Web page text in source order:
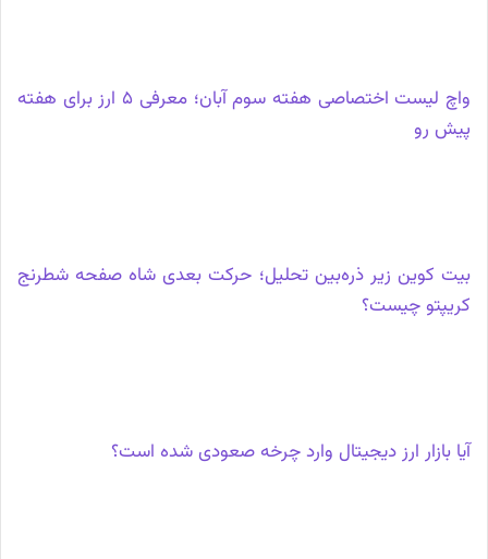
واچ‌ لیست اختصاصی هفته سوم آبان؛ معرفی 5 ارز برای هفته
پیش رو
بیت کوین زیر ذره‌بین تحلیل؛ حرکت بعدی شاه صفحه شطرنج
کریپتو چیست؟
آیا بازار ارز دیجیتال وارد چرخه صعودی شده است؟